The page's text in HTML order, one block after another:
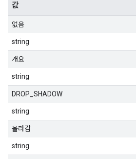
값
없음
string
개요
string
DROP_SHADOW
string
올라감
string